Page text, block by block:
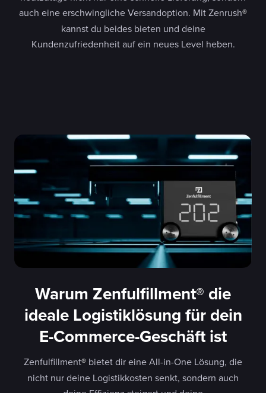
auch eine erschwingliche Versandoption. Mit Zenrush®
kannst du beides bieten und deine
Kundenzufriedenheit auf ein neues Level heben.
Warum Zenfulfillment® die
ideale Logistiklösung für dein
E-Commerce-Geschäft ist
Zenfulfillment® bietet dir eine All-in-One Lösung, die
nicht nur deine Logistikkosten senkt, sondern auch